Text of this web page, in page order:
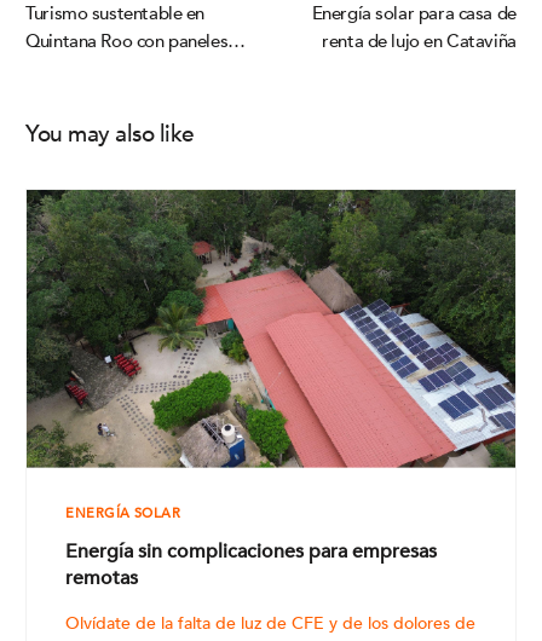
Turismo sustentable en
Quintana Roo con paneles
Energía solar para casa de
renta de lujo en Cataviña
You may also like
ENERGÍA SOLAR
Energía sin complicaciones para empresas
remotas
Olvídate de la falta de luz de CFE y de los dolores de